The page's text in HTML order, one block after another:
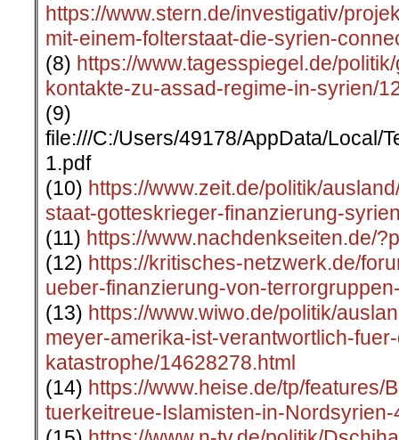
https://www.stern.de/investigativ/
mit-einem-folterstaat-die-syrien-
(8) https://www.tagesspiegel.de/
kontakte-zu-assad-regime-in-syrien/
(9)
file:///C:/Users/49178/AppData/Local/
1.pdf
(10) https://www.zeit.de/politik/
staat-gotteskrieger-finanzierung-
(11) https://www.nachdenkseiten.de/
(12) https://kritisches-netzwerk.de/
ueber-finanzierung-von-
(13) https://www.wiwo.de/politik/
meyer-amerika-ist-verantwortlich-
katastrophe/14628278.html
(14) https://www.heise.de/tp/features/
tuerkeitreue-Islamisten-in-